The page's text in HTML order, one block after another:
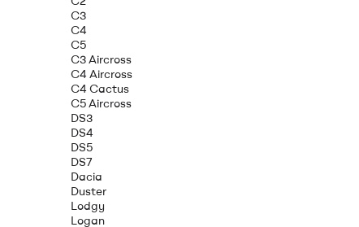
C3
C4
C5
C3 Aircross
C4 Aircross
C4 Cactus
C5 Aircross
DS3
DS4
DS5
DS7
Dacia
Duster
Lodgy
Logan